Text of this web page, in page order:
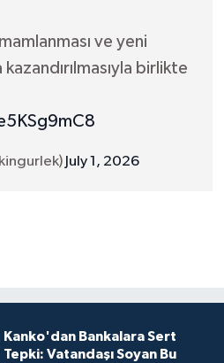
ve yeni
birlikte
July 1, 2026
Kanko'dan Bankalara Sert
Tepki: Vatandaşı Soyan Bu